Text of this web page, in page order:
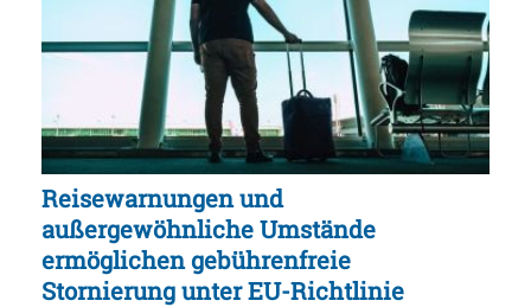
Reisewarnungen und
außergewöhnliche Umstände
ermöglichen gebührenfreie
Stornierung unter EU-Richtlinie